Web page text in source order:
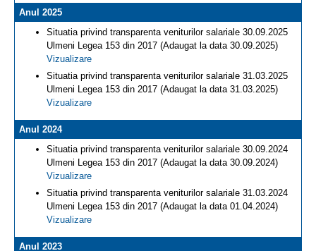
Anul 2025
Situatia privind transparenta veniturilor salariale 30.09.2025
Ulmeni Legea 153 din 2017 (Adaugat la data 30.09.2025)
Vizualizare
Situatia privind transparenta veniturilor salariale 31.03.2025
Ulmeni Legea 153 din 2017 (Adaugat la data 31.03.2025)
Vizualizare
Anul 2024
Situatia privind transparenta veniturilor salariale 30.09.2024
Ulmeni Legea 153 din 2017 (Adaugat la data 30.09.2024)
Vizualizare
Situatia privind transparenta veniturilor salariale 31.03.2024
Ulmeni Legea 153 din 2017 (Adaugat la data 01.04.2024)
Vizualizare
Anul 2023